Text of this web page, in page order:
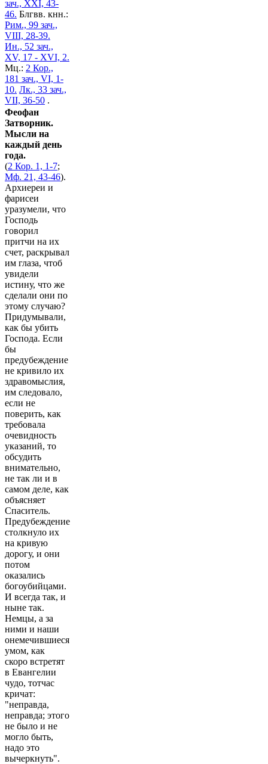
зач., XXI, 43-
46. Блгвв. кнн.:
Рим., 99 зач.,
VIII, 28-39.
Ин., 52 зач.,
XV, 17 - XVI, 2.
Мц.: 2 Кор.,
181 зач., VI, 1-
10. Лк., 33 зач.,
VII, 36-50 .
Феофан
Затворник.
Мысли на
каждый день
года.
(2 Кор. 1, 1-7;
Мф. 21, 43-46).
Архиереи и
фарисеи
уразумели, что
Господь
говорил
притчи на их
счет, раскрывал
им глаза, чтоб
увидели
истину, что же
сделали они по
этому случаю?
Придумывали,
как бы убить
Господа. Если
бы
предубеждение
не кривило их
здравомыслия,
им следовало,
если не
поверить, как
требовала
очевидность
указаний, то
обсудить
внимательно,
не так ли и в
самом деле, как
объясняет
Спаситель.
Предубеждение
столкнуло их
на кривую
дорогу, и они
потом
оказались
богоубийцами.
И всегда так, и
ныне так.
Немцы, а за
ними и наши
онемечившиеся
умом, как
скоро встретят
в Евангелии
чудо, тотчас
кричат:
"неправда,
неправда; этого
не было и не
могло быть,
надо это
вычеркнуть".